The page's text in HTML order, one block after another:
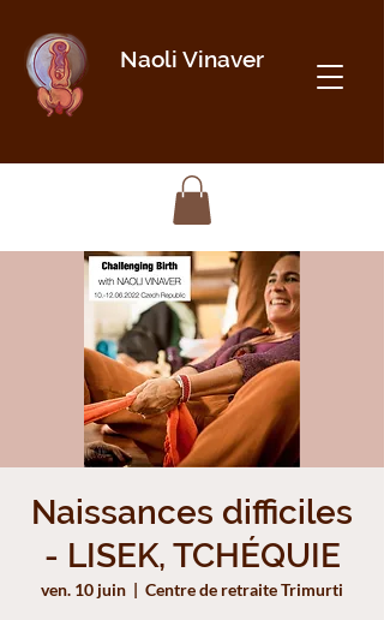
Naoli Vinaver
Naissances difficiles
- LISEK, TCHÉQUIE
ven. 10 juin
  |
Centre de retraite Trimurti